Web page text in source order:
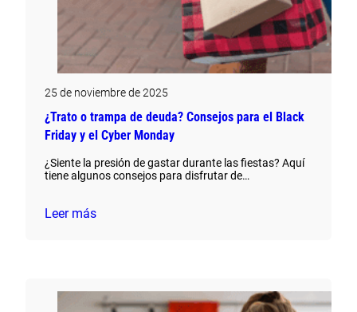
25 de noviembre de 2025
¿Trato o trampa de deuda? Consejos para el Black
Friday y el Cyber Monday
¿Siente la presión de gastar durante las fiestas? Aquí
tiene algunos consejos para disfrutar de…
Leer más